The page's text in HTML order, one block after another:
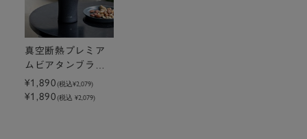
真空断熱プレミア
ムビアタンブラー4
80ml
¥1,890(税込¥2,079)
¥1,890(税込 ¥2,079)